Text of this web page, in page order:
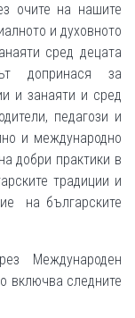
очите на нашите
и духовното
сред децата
допринася за
и занаяти и сред
педагози и
и международно
добри практики в
традиции и
на българските
Международен
включва следните